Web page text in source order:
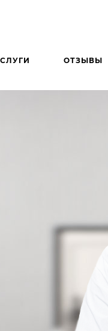
ОТЗЫВЫ